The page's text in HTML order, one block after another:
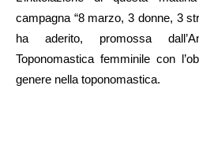
campagna “8 marzo, 3 donne, 3
ha aderito, promossa
Toponomastica femminile con
genere nella toponomastica.